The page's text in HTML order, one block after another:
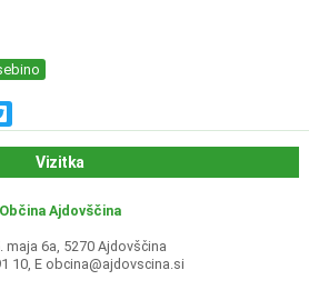
Vizitka
Občina Ajdovščina
maja 6a, 5270 Ajdovščina
10, E obcina@ajdovscina.si